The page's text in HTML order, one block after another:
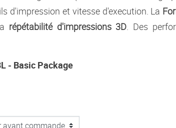
d'impression et vitesse d'execution. La
répétabilité d'impressions 3D. Des
- Basic Package